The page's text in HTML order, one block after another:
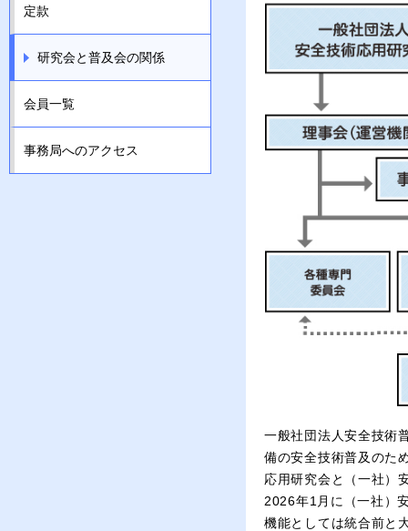
一般社団法人安全技術
備の安全技術普及のた
応用研究会と（一社）
2026年1月に（一社）
機能としては統合前と
定款
研究会と普及会の関係
会員一覧
事務局へのアクセス